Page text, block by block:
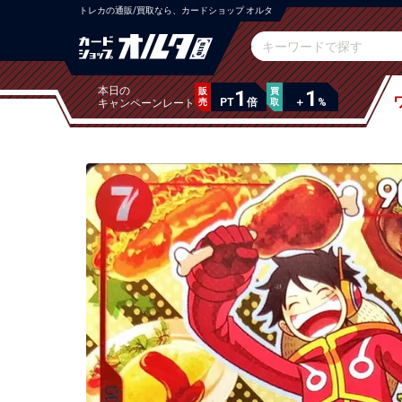
トレカの通販/買取なら、カードショップ オルタ
本日の
キャンペーンレート
販
売
PT1 倍
買
取
＋ 1 %